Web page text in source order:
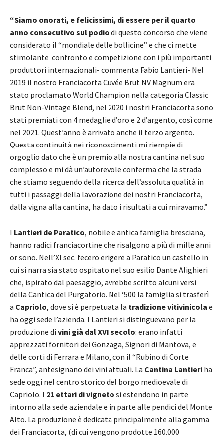
“Siamo onorati, e felicissimi, di essere per il quarto
anno consecutivo sul podio di questo concorso che viene
considerato il “mondiale delle bollicine” e che ci mette
stimolante confronto e competizione con i più importanti
produttori internazionali- commenta Fabio Lantieri- Nel
2019 il nostro Franciacorta Cuvée Brut NV Magnum era
stato proclamato World Champion nella categoria Classic
Brut Non-Vintage Blend, nel 2020 i nostri Franciacorta sono
stati premiati con 4 medaglie d’oro e 2 d’argento, così come
nel 2021. Quest’anno è arrivato anche il terzo argento.
Questa continuità nei riconoscimenti mi riempie di
orgoglio dato che è un premio alla nostra cantina nel suo
complesso e mi dà un’autorevole conferma che la strada
che stiamo seguendo della ricerca dell’assoluta qualità in
tutti i passaggi della lavorazione dei nostri Franciacorta,
dalla vigna alla cantina, ha dato i risultati a cui miravamo.”
I Lantieri de Paratico, nobile e antica famiglia bresciana,
hanno radici franciacortine che risalgono a più di mille anni
or sono. Nell’XI sec. fecero erigere a Paratico un castello in
cui si narra sia stato ospitato nel suo esilio Dante Alighieri
che, ispirato dal paesaggio, avrebbe scritto alcuni versi
della Cantica del Purgatorio. Nel ‘500 la famiglia si trasferì
a Capriolo, dove si è perpetuata la tradizione vitivinicola e
ha oggi sede l’azienda. I Lantieri si distinguevano per la
produzione di vini già dal XVI secolo: erano infatti
apprezzati fornitori dei Gonzaga, Signori di Mantova, e
delle corti di Ferrara e Milano, con il “Rubino di Corte
Franca”, antesignano dei vini attuali. La Cantina Lantieri ha
sede oggi nel centro storico del borgo medioevale di
Capriolo. I 21 ettari di vigneto si estendono in parte
intorno alla sede aziendale e in parte alle pendici del Monte
Alto. La produzione è dedicata principalmente alla gamma
dei Franciacorta, (di cui vengono prodotte 160.000